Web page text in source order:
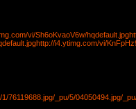
vi/Sh6oKvaoV6w/hqdefault.jpg
http://i4.ytimg.com/vi/
1/76119688.jpg/_pu/5/04050494.jpg/